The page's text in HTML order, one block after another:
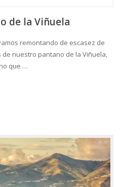
de la Viñuela
remontando de escasez de
nuestro pantano de la Viñuela,
que …